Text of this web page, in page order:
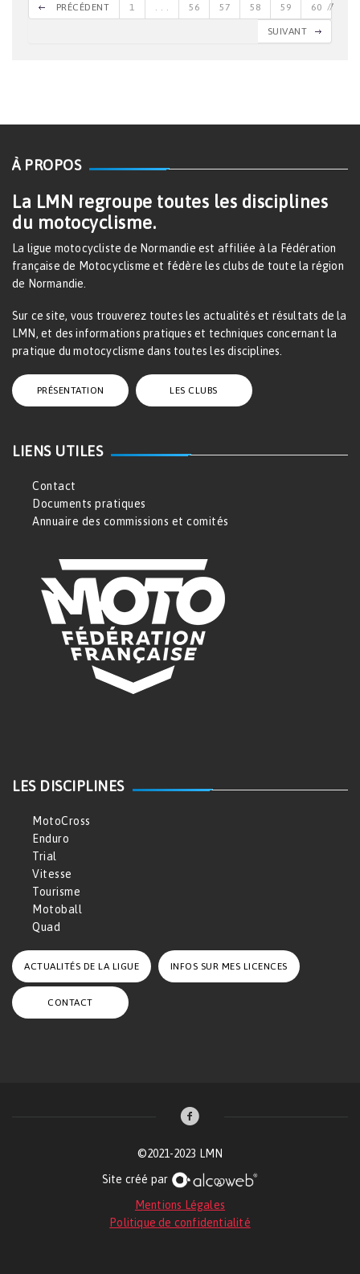
PRÉCÉDENT 1 . . . 56 57 58 59 60
SUIVANT
À PROPOS
La LMN regroupe toutes les disciplines
du motocyclisme.
La ligue motocycliste de Normandie est affiliée à la Fédération
française de Motocyclisme et fédère les clubs de toute la région
de Normandie.
Sur ce site, vous trouverez toutes les actualités et résultats de la
LMN, et des informations pratiques et techniques concernant la
pratique du motocyclisme dans toutes les disciplines.
PRÉSENTATION LES CLUBS
LIENS UTILES
Contact
Documents pratiques
Annuaire des commissions et comités
LES DISCIPLINES
MotoCross
Enduro
Trial
Vitesse
Tourisme
Motoball
Quad
ACTUALITÉS DE LA LIGUE INFOS SUR MES LICENCES
CONTACT
©2021-2023 LMN
Site créé par
Mentions Légales
Politique de confidentialité